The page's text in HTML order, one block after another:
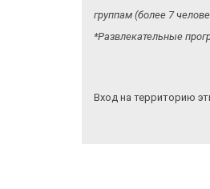
группам (более 7
*Развлекательные
Вход на территорию